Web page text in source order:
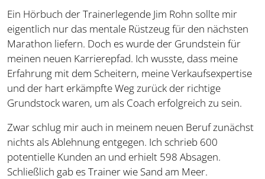
Ein Hörbuch der Trainerlegende Jim Rohn sollte mir
eigentlich nur das mentale Rüstzeug für den nächsten
Marathon liefern. Doch es wurde der Grundstein für
meinen neuen Karrierepfad. Ich wusste, dass meine
Erfahrung mit dem Scheitern, meine Verkaufsexpertise
und der hart erkämpfte Weg zurück der richtige
Grundstock waren, um als Coach erfolgreich zu sein.
Zwar schlug mir auch in meinem neuen Beruf zunächst
nichts als Ablehnung entgegen. Ich schrieb 600
potentielle Kunden an und erhielt 598 Absagen.
Schließlich gab es Trainer wie Sand am Meer.